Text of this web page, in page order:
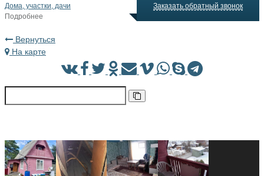
Заказать обратный звонок
Дома, участки, дачи
Подробнее
Вернуться
На карте